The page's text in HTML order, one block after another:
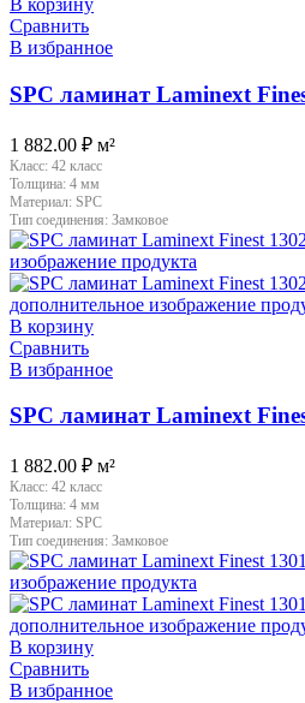
В корзину
Сравнить
В избранное
SPC ламинат Laminext
1 882.00 ₽ м²
Класс: 42 класс
Толщина: 4 мм
Материал: SPC
Тип соединения: Замковое
В корзину
Сравнить
В избранное
SPC ламинат Laminext
1 882.00 ₽ м²
Класс: 42 класс
Толщина: 4 мм
Материал: SPC
Тип соединения: Замковое
В корзину
Сравнить
В избранное